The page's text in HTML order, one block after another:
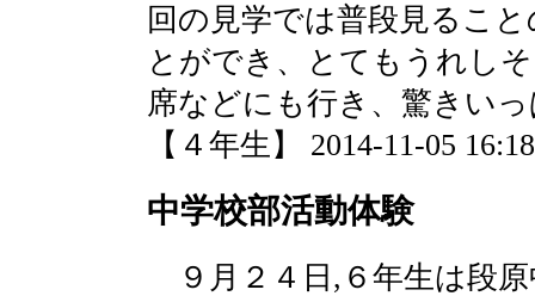
回の見学では普段見るこ
とができ、とてもうれし
席などにも行き、驚きい
【４年生】 2014-11-05
中学校部活動体験
９月２４日,６年生は段